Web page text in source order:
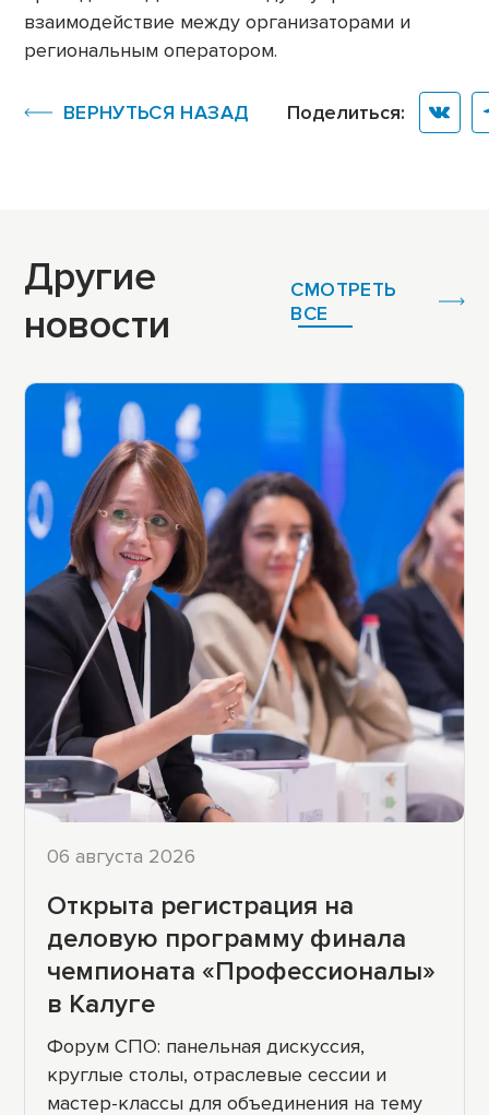
взаимодействие между организаторами и
региональным оператором.
ВЕРНУТЬСЯ НАЗАД Поделиться:
Другие
новости
СМОТРЕТЬ
ВСЕ
06 августа 2026
Открыта регистрация на
деловую программу финала
чемпионата «Профессионалы»
в Калуге
Форум СПО: панельная дискуссия,
круглые столы, отраслевые сессии и
мастер-классы для объединения на тему